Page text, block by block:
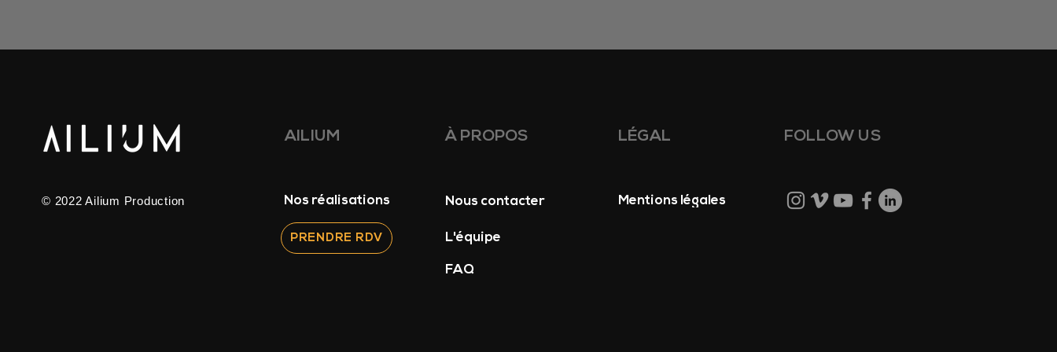
© 2022 Ailium Production
AILIUM
Nos réalisations
PRENDRE RDV
À PROPOS
Nous contacter
L'équipe
LÉGAL FOLLOW US
Mentions légales
FAQ